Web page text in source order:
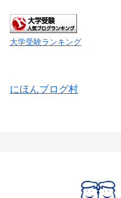
大学受験ランキング
にほんブログ村